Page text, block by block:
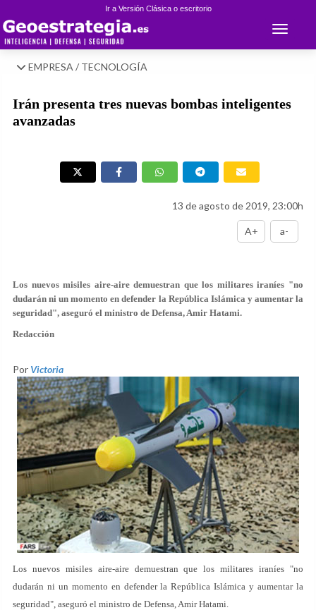
Ir a Versión Clásica o escritorio
Toggle
EMPRESA / TECNOLOGÍA
Irán presenta tres nuevas bombas inteligentes
avanzadas
13 de agosto de 2019, 23:00h
A+ a-
Los nuevos misiles aire-aire demuestran que los militares iraníes "no
dudarán ni un momento en defender la República Islámica y aumentar la
seguridad", aseguró el ministro de Defensa, Amir Hatami.
Redacción
Por Victoria
Los nuevos misiles aire-aire demuestran que los militares iraníes "no
dudarán ni un momento en defender la República Islámica y aumentar la
seguridad", aseguró el ministro de Defensa, Amir Hatami.